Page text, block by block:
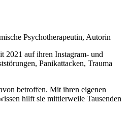
Psychotherapeutin, Autorin
2021 auf ihren Instagram- und
Panikattacken, Trauma
betroffen. Mit ihren eigenen
hilft sie mittlerweile Tausenden